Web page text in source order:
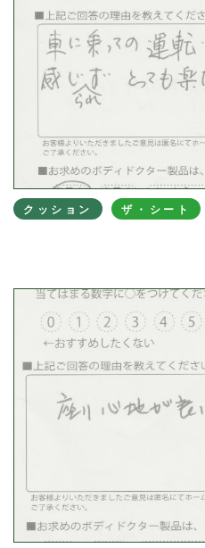
クッション ザ・シート